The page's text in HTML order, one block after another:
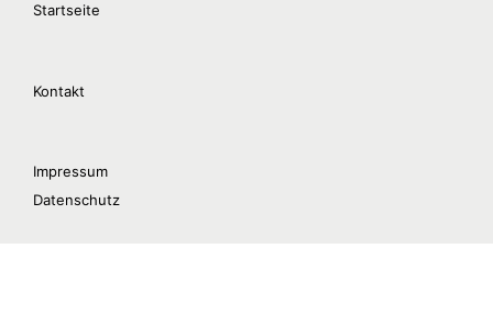
Startseite
Kontakt
Impressum
Datenschutz